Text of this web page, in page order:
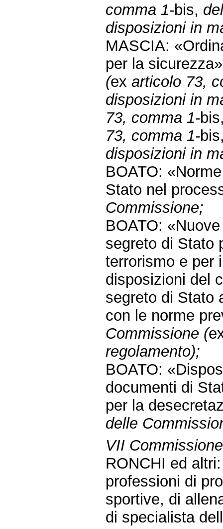
comma 1-bis,
disposizioni in
MASCIA:
per la
(exarticolo 73,
disposizioni in
73, comma 1-
73, comma 1-
disposizioni in
BOATO:
Stato nel
Commissione;
BOATO:
segreto di Stato
terrorismo e per
disposizioni del
segreto di Stato
con le norme
Commissione (
regolamento);
BOATO:
documenti di
per la
delle
VII
RONCHI ed
professioni di
sportive, di
di specialista